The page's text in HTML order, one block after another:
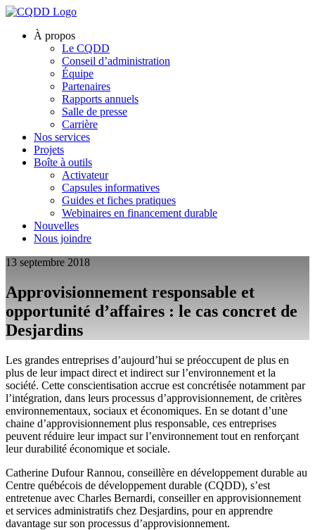
À propos
Le CQDD
Conseil d’administration
Équipe
Partenaires
Rapports annuels
Salle de presse
Carrière
Nos services
Projets
Boîte à outils
Activateur
Capsules informatives
Guides et fiches pratiques
Webinaires en financement durable
Nouvelles
Nous joindre
13 septembre 2018
Approvisionnement responsable et
opportunité d’affaires : le cas concret de
Desjardins
Les grandes entreprises d’aujourd’hui se préoccupent de plus en
plus de leur impact direct et indirect sur l’environnement et la
société. Cette conscientisation accrue est concrétisée notamment par
l’intégration, dans leurs processus d’approvisionnement, de critères
environnementaux, sociaux et économiques. En se dotant d’une
chaine d’approvisionnement plus responsable, ces entreprises
peuvent réduire leur impact sur l’environnement tout en renforçant
leur durabilité économique et sociale.
Catherine Dufour Rannou, conseillère en développement durable au
Centre québécois de développement durable (CQDD), s’est
entretenue avec Charles Bernardi, conseiller en approvisionnement
et services administratifs chez Desjardins, pour en apprendre
davantage sur son processus d’approvisionnement.